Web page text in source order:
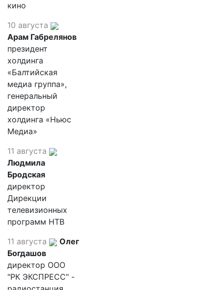
кино
10 августа
Арам Габрелянов
президент
холдинга
«Балтийская
медиа группа»,
генеральный
директор
холдинга «Ньюс
Медиа»
11 августа
Людмила
Бродская
директор
Дирекции
телевизионных
программ НТВ
11 августа
Олег
Богдашов
директор ООО
"РК ЭКСПРЕСС" -